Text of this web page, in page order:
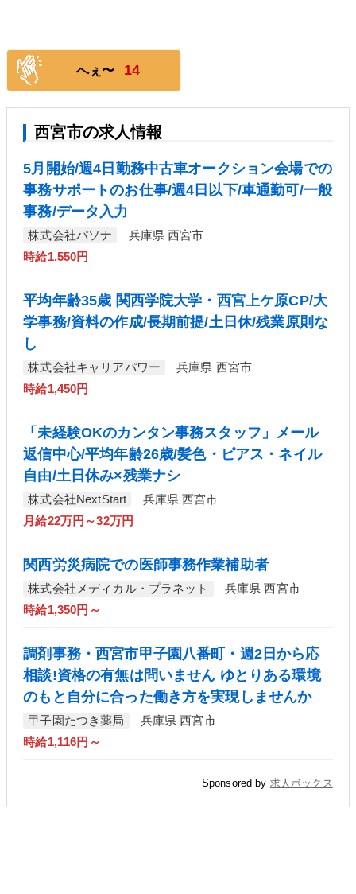
へぇ〜 14
西宮市の求人情報
5月開始/週4日勤務中古車オークション会場での
事務サポートのお仕事/週4日以下/車通勤可/一般
事務/データ入力
株式会社パソナ
兵庫県 西宮市
時給1,550円
平均年齢35歳 関西学院大学・西宮上ケ原CP/大
学事務/資料の作成/長期前提/土日休/残業原則な
し
株式会社キャリアパワー
兵庫県 西宮市
時給1,450円
「未経験OKのカンタン事務スタッフ」メール
返信中心/平均年齢26歳/髪色・ピアス・ネイル
自由/土日休み×残業ナシ
株式会社NextStart
兵庫県 西宮市
月給22万円～32万円
関西労災病院での医師事務作業補助者
株式会社メディカル・プラネット
兵庫県 西宮市
時給1,350円～
調剤事務・西宮市甲子園八番町・週2日から応
相談!資格の有無は問いません ゆとりある環境
のもと自分に合った働き方を実現しませんか
甲子園たつき薬局
兵庫県 西宮市
時給1,116円～
Sponsored by 求人ボックス